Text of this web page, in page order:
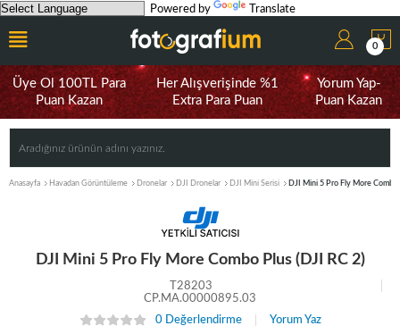
Powered by Translate
0
Üye Ol 100TL Para
Puan Kazan
Her Alışverişinde %1
Extra Para Puan
Yorum Yap-
Puan Kazan
Anasayfa Havadan Görüntüleme Dronelar DJI Dronelar DJI Mini Serisi DJI Mini 5 Pro Fly More Combo
DJI Mini 5 Pro Fly More Combo Plus (DJI RC 2)
T28203
CP.MA.00000895.03
0 Değerlendirme
Yorum Yaz